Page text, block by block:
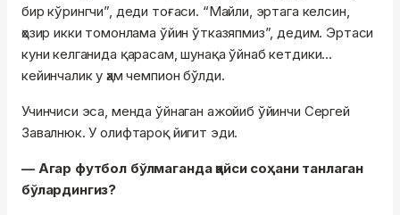
бир кўрингчи”, деди тоғаси. “Майли, эртага келсин,
ҳозир икки томонлама ўйин ўтказяпмиз”, дедим. Эртаси
куни келганида қарасам, шунақа ўйнаб кетдики...
кейинчалик у ҳам чемпион бўлди.
Учинчиси эса, менда ўйнаган ажойиб ўйинчи Сергей
Завалнюк. У олифтароқ йигит эди.
— Агар футбол бўлмаганда қайси соҳани танлаган
бўлардингиз?